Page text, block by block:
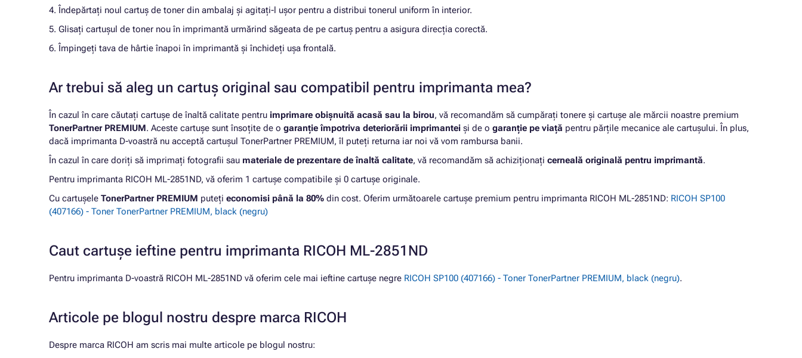
4. Îndepărtați noul cartuș de toner din ambalaj și agitați-l ușor pentru a distribui tonerul uniform în interior.
5. Glisați cartușul de toner nou în imprimantă urmărind săgeata de pe cartuș pentru a asigura direcția corectă.
6. Împingeți tava de hârtie înapoi în imprimantă și închideți ușa frontală.
Ar trebui să aleg un cartuș original sau compatibil pentru imprimanta mea?
În cazul în care căutați cartușe de înaltă calitate pentru imprimare obișnuită acasă sau la birou, vă recomandăm să cumpărați tonere și cartușe ale mărcii noastre premium
TonerPartner PREMIUM. Aceste cartușe sunt însoțite de o garanție împotriva deteriorării imprimantei și de o garanție pe viață pentru părțile mecanice ale cartușului. În plus,
dacă imprimanta D-voastră nu acceptă cartușul TonerPartner PREMIUM, îl puteți returna iar noi vă vom rambursa banii.
În cazul în care doriți să imprimați fotografii sau materiale de prezentare de înaltă calitate, vă recomandăm să achiziționați cerneală originală pentru imprimantă.
Pentru imprimanta RICOH ML-2851ND, vă oferim 1 cartușe compatibile și 0 cartușe originale.
Cu cartușele TonerPartner PREMIUM puteți economisi până la 80% din cost. Oferim următoarele cartușe premium pentru imprimanta RICOH ML-2851ND: RICOH SP100
(407166) - Toner TonerPartner PREMIUM, black (negru)
Caut cartușe ieftine pentru imprimanta RICOH ML-2851ND
Pentru imprimanta D-voastră RICOH ML-2851ND vă oferim cele mai ieftine cartușe negre RICOH SP100 (407166) - Toner TonerPartner PREMIUM, black (negru).
Articole pe blogul nostru despre marca RICOH
Despre marca RICOH am scris mai multe articole pe blogul nostru: